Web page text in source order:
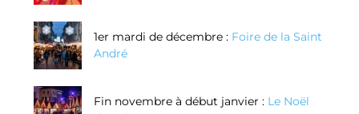
1er mardi de décembre : Foire de la Saint
André
Fin novembre à début janvier : Le Noël